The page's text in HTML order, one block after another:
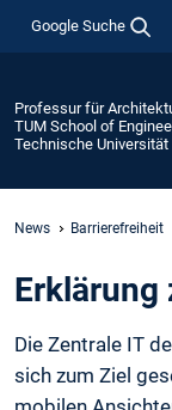
Google Suche
Professur für
TUM School of
Technische
News Barrierefreiheit
Erklärung
Die Zentrale IT
sich zum Ziel